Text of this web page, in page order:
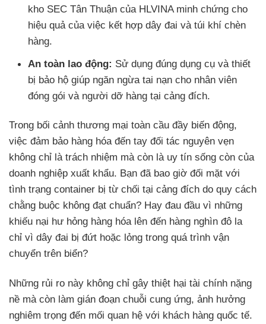
kho SEC Tân Thuận của HLVINA minh chứng cho
hiệu quả của việc kết hợp dây đai và túi khí chèn
hàng.
An toàn lao động: Sử dụng đúng dụng cụ và thiết
bị bảo hộ giúp ngăn ngừa tai nạn cho nhân viên
đóng gói và người dỡ hàng tại cảng đích.
Trong bối cảnh thương mại toàn cầu đầy biến động,
việc đảm bảo hàng hóa đến tay đối tác nguyên vẹn
không chỉ là trách nhiệm mà còn là uy tín sống còn của
doanh nghiệp xuất khẩu. Bạn đã bao giờ đối mặt với
tình trạng container bị từ chối tại cảng đích do quy cách
chằng buộc không đạt chuẩn? Hay đau đầu vì những
khiếu nại hư hỏng hàng hóa lên đến hàng nghìn đô la
chỉ vì dây đai bị đứt hoặc lỏng trong quá trình vận
chuyển trên biển?
Những rủi ro này không chỉ gây thiệt hại tài chính nặng
nề mà còn làm gián đoạn chuỗi cung ứng, ảnh hưởng
nghiêm trọng đến mối quan hệ với khách hàng quốc tế.